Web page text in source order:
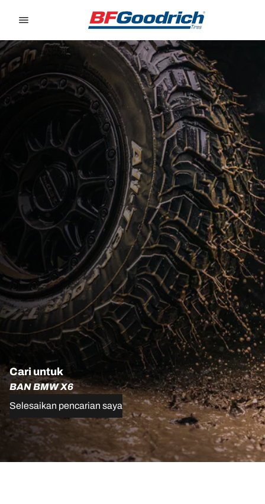
Cari untuk
BAN BMW X6
Selesaikan pencarian saya